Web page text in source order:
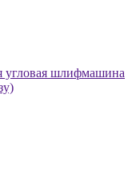
угловая шлифмашина